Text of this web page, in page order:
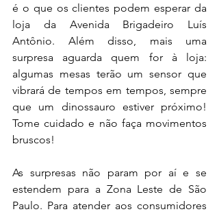
é o que os clientes podem esperar da
loja da Avenida Brigadeiro Luís
Antônio. Além disso, mais uma
surpresa aguarda quem for à loja:
algumas mesas terão um sensor que
vibrará de tempos em tempos, sempre
que um dinossauro estiver próximo!
Tome cuidado e não faça movimentos
bruscos!
As surpresas não param por aí e se
estendem para a Zona Leste de São
Paulo. Para atender aos consumidores